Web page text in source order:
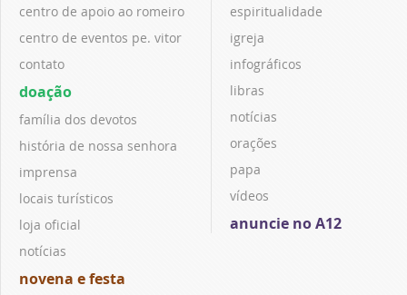
centro de apoio ao romeiro
centro de eventos pe. vitor
contato
doação
família dos devotos
história de nossa senhora
imprensa
locais turísticos
loja oficial
notícias
novena e festa
espiritualidade
igreja
infográficos
libras
notícias
orações
papa
vídeos
anuncie no A12